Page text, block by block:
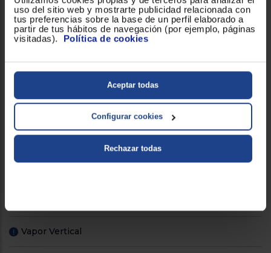
uso del sitio web y mostrarte publicidad relacionada con
tus preferencias sobre la base de un perfil elaborado a
partir de tus hábitos de navegación (por ejemplo, páginas
visitadas). Política de cookies
Aceptar todas
Configurar cookies
Rechazar todas
Capacidad (lt) 2
! Emisión vapor continuo
Golpe de vapor (g/m) 480
Potencia de plancha (W) 2400
Presión del vapor 7 bar
Salida de vapor continuo
140
! Vapor Vertical